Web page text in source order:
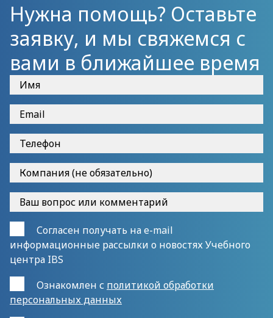
Нужна помощь? Оставьте
заявку, и мы свяжемся с
вами в ближайшее время
Согласен получать на e-mail
информационные рассылки о новостях Учебного
центра IBS
Ознакомлен с политикой обработки
персональных данных